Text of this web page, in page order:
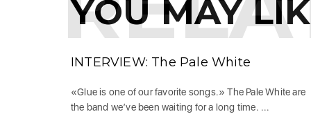
YOU MAY
INTERVIEW: The Pale White
«Glue is one of our favorite songs.» The Pale White are
the band we’ve been waiting for a long time. ...